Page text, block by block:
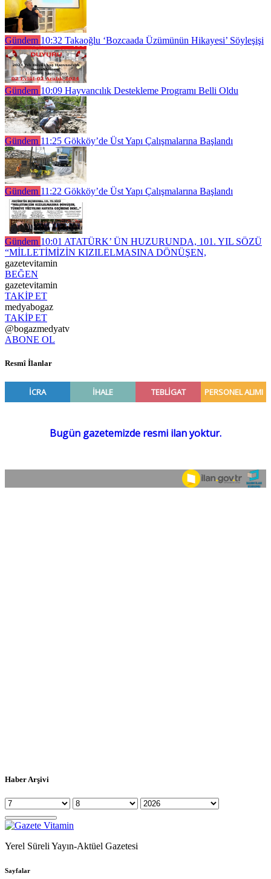
Gündem 10:32 Takaoğlu ‘Bozcaada Üzümünün Hikayesi’ Söyleşişi
Gündem 10:09 Hayvancılık Destekleme Programı Belli Oldu
Gündem 11:25 Gökköy’de Üst Yapı Çalışmalarına Başlandı
Gündem 11:22 Gökköy’de Üst Yapı Çalışmalarına Başlandı
Gündem 10:01 ATATÜRK’ ÜN HUZURUNDA, 101. YIL SÖZÜ
“MİLLETİMİZİN KIZILELMASINA DÖNÜŞEN,
gazetevitamin
BEĞEN
gazetevitamin
TAKİP ET
medyabogaz
TAKİP ET
@bogazmedyatv
ABONE OL
Resmî İlanlar
Haber Arşivi
Yerel Süreli Yayın-Aktüel Gazetesi
Sayfalar